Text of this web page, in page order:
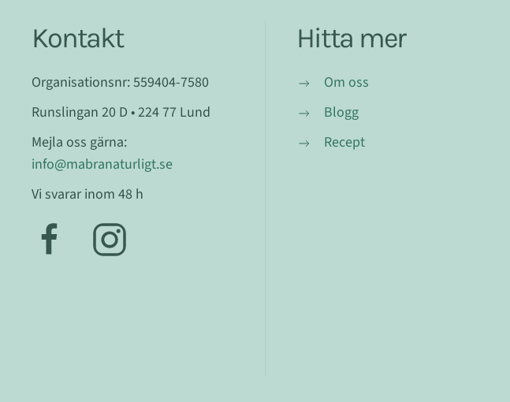
Kontakt
Organisationsnr: 559404-7580
Runslingan 20 D • 224 77 Lund
Mejla oss gärna:
info@mabranaturligt.se
Vi svarar inom 48 h
Hitta mer
Om oss
Blogg
Recept